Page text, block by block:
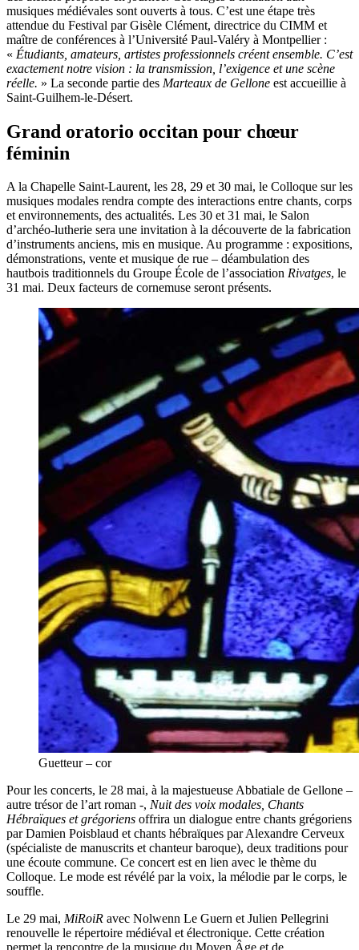
musiques médiévales sont ouverts à tous. C’est une étape très
attendue du Festival par Gisèle Clément, directrice du CIMM et
maître de conférences à l’Université Paul-Valéry à Montpellier :
« Étudiants, amateurs, artistes professionnels créent ensemble. C’est
exactement notre vision : la transmission, l’exigence et une scène
réelle. » La seconde partie des Marteaux de Gellone est accueillie à
Saint-Guilhem-le-Désert.
Grand oratorio occitan pour chœur
féminin
A la Chapelle Saint-Laurent, les 28, 29 et 30 mai, le Colloque sur les
musiques modales rendra compte des interactions entre chants, corps
et environnements, des actualités. Les 30 et 31 mai, le Salon
d’archéo-lutherie sera une invitation à la découverte de la fabrication
d’instruments anciens, mis en musique. Au programme : expositions,
démonstrations, vente et musique de rue – déambulation des
hautbois traditionnels du Groupe École de l’association Rivatges, le
31 mai. Deux facteurs de cornemuse seront présents.
Guetteur – cor
Pour les concerts, le 28 mai, à la majestueuse Abbatiale de Gellone –
autre trésor de l’art roman -, Nuit des voix modales, Chants
Hébraïques et grégoriens offrira un dialogue entre chants grégoriens
par Damien Poisblaud et chants hébraïques par Alexandre Cerveux
(spécialiste de manuscrits et chanteur baroque), deux traditions pour
une écoute commune. Ce concert est en lien avec le thème du
Colloque. Le mode est révélé par la voix, la mélodie par le corps, le
souffle.
Le 29 mai, MiRoiR avec Nolwenn Le Guern et Julien Pellegrini
renouvelle le répertoire médiéval et électronique. Cette création